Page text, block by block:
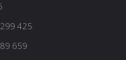
425
659